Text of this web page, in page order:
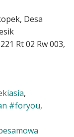
Desa
Rt 02 Rw 003,
,
#foryou,